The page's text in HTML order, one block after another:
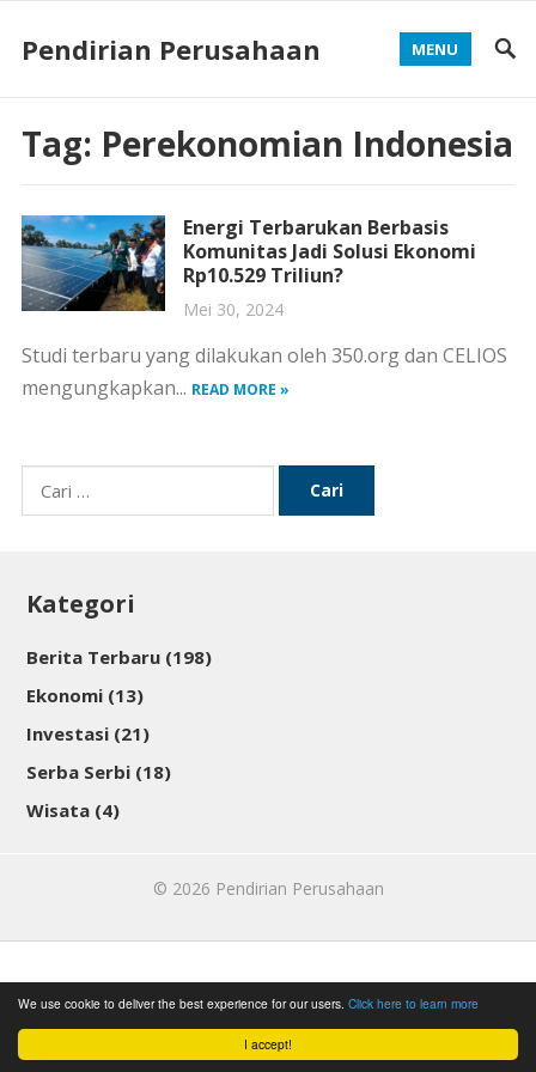
I accept!
We use cookie to deliver the best experience for our users. Click here to learn more
Pendirian Perusahaan MENU
Tag: Perekonomian Indonesia
Energi Terbarukan Berbasis
Komunitas Jadi Solusi Ekonomi
Rp10.529 Triliun?
Mei 30, 2024
Studi terbaru yang dilakukan oleh 350.org dan CELIOS
mengungkapkan... READ MORE »
Cari
untuk:
Kategori
Berita Terbaru (198)
Ekonomi (13)
Investasi (21)
Serba Serbi (18)
Wisata (4)
© 2026 Pendirian Perusahaan